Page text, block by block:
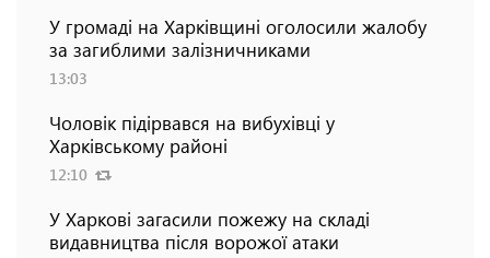
У громаді на Харківщині оголосили жалобу
за загиблими залізничниками
13:03
Чоловік підірвався на вибухівці у
Харківському районі
12:10
У Харкові загасили пожежу на складі
видавництва після ворожої атаки